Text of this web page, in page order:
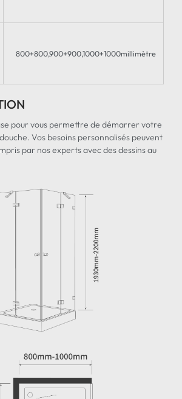
800+800,900+900,1000+1000millimètre
pour vous permettre de démarrer votre
Vos besoins personnalisés peuvent
par nos experts avec des dessins au